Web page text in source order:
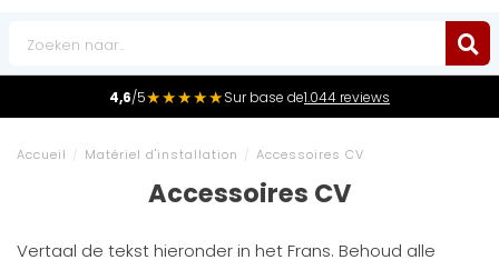
4,6/5★★★★★Sur base de1.044 reviews
Accueil / Matériel d'installation / Accessoires CV
Accessoires CV
Vertaal de tekst hieronder in het Frans. Behoud alle